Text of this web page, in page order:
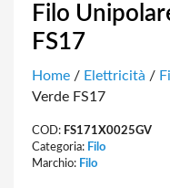
Filo
FS17
Home / Elettricità /
Verde FS17
COD: FS171X0025GV
Categoria: Filo
Marchio: Filo